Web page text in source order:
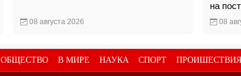
08 августа 2026
на пост
08
ОБЩЕСТВО В МИРЕ НАУКА СПОРТ ПРОИШЕСТВИЯ